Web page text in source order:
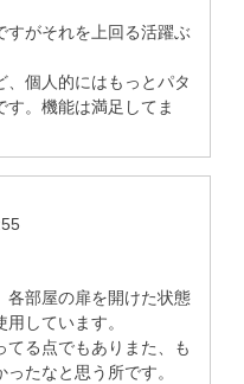
すがそれを上回る活躍ぶ
、個人的にはもっとパタ
。機能は満足してま
各部屋の扉を開けた状態
しています。
る点でもありまた、も
たなと思う所です。